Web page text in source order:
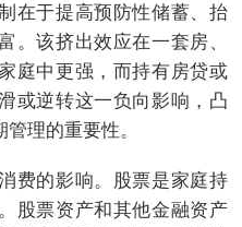
在于提高预防性储蓄、抬
。该挤出效应在一套房、
庭中更强，而持有房贷或
或逆转这一负向影响，凸
理的重要性。
的影响。股票是家庭持
股票资产和其他金融资产